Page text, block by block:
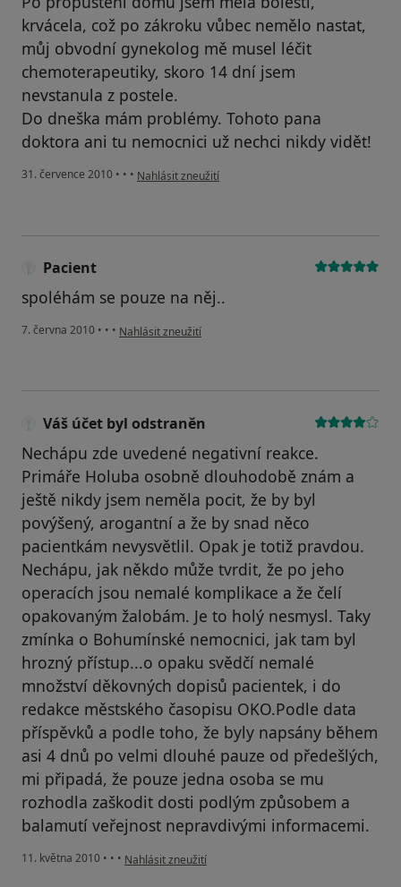
krvácela, což po zákroku vůbec nemělo nastat,
můj obvodní gynekolog mě musel léčit
chemoterapeutiky, skoro 14 dní jsem
nevstanula z postele.
Do dneška mám problémy. Tohoto pana
doktora ani tu nemocnici už nechci nikdy vidět!
31. července 2010 • • • podle názoru uživatele Pacient
Nahlásit zneužití
Pacient
spoléhám se pouze na něj..
7. června 2010 • • • podle názoru uživatele Pacient
Nahlásit zneužití
Váš účet byl odstraněn
Nechápu zde uvedené negativní reakce.
Primáře Holuba osobně dlouhodobě znám a
ještě nikdy jsem neměla pocit, že by byl
povýšený, arogantní a že by snad něco
pacientkám nevysvětlil. Opak je totiž pravdou.
Nechápu, jak někdo může tvrdit, že po jeho
operacích jsou nemalé komplikace a že čelí
opakovaným žalobám. Je to holý nesmysl. Taky
zmínka o Bohumínské nemocnici, jak tam byl
hrozný přístup...o opaku svědčí nemalé
množství děkovných dopisů pacientek, i do
redakce městského časopisu OKO.Podle data
příspěvků a podle toho, že byly napsány během
asi 4 dnů po velmi dlouhé pauze od předešlých,
mi připadá, že pouze jedna osoba se mu
rozhodla zaškodit dosti podlým způsobem a
balamutí veřejnost nepravdivými informacemi.
11. května 2010 • • • podle názoru uživatele Váš účet byl odstraněn
Nahlásit zneužití